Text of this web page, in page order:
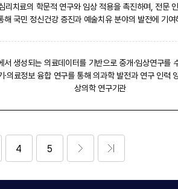
리치료의 학문적 연구와 임상 적용을 촉진하며, 전문
해 국민 정신건강 증진과 예술치유 분야의 발전에 기여
서 생성되는 의료데이터를 기반으로 중개·임상연구를
·의료정보 융합 연구를 통해 의과학 발전과 연구 인력
상의학 연구기관
4 5